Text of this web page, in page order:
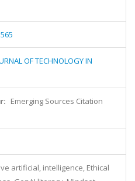
OF TECHNOLOGY IN
Emerging Sources Citation
artificial, intelligence, Ethical